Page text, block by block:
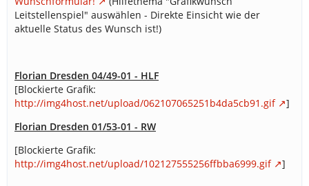
Leitstellenspiel" auswählen - Direkte Einsicht wie der
aktuelle Status des Wunsch ist!)
Florian Dresden 04/49-01 - HLF
[Blockierte Grafik:
http://img4host.net/upload/062107065251b4da5cb91.gif
]
Florian Dresden 01/53-01 - RW
[Blockierte Grafik:
http://img4host.net/upload/102127555256ffbba6999.gif
]